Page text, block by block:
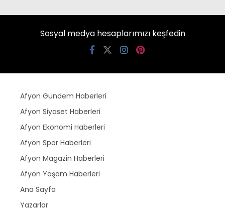
Sosyal medya hesaplarımızı keşfedin
Afyon Gündem Haberleri
Afyon Siyaset Haberleri
Afyon Ekonomi Haberleri
Afyon Spor Haberleri
Afyon Magazin Haberleri
Afyon Yaşam Haberleri
Ana Sayfa
Yazarlar